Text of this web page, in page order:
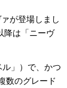
が登場しまし
降は「ニーヴ
」）で、かつ
数のグレード